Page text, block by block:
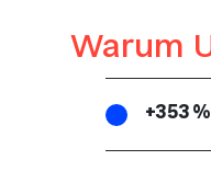
Warum
+353